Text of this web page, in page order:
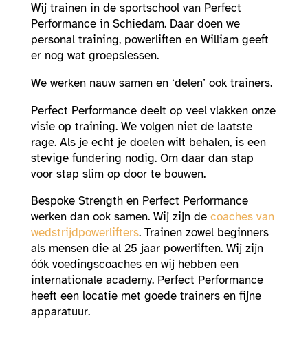
Wij trainen in de sportschool van Perfect
Performance in Schiedam. Daar doen we
personal training, powerliften en William geeft
er nog wat groepslessen.
We werken nauw samen en ‘delen’ ook trainers.
Perfect Performance deelt op veel vlakken onze
visie op training. We volgen niet de laatste
rage. Als je echt je doelen wilt behalen, is een
stevige fundering nodig. Om daar dan stap
voor stap slim op door te bouwen.
Bespoke Strength en Perfect Performance
werken dan ook samen. Wij zijn de coaches van
wedstrijdpowerlifters. Trainen zowel beginners
als mensen die al 25 jaar powerliften. Wij zijn
óók voedingscoaches en wij hebben een
internationale academy. Perfect Performance
heeft een locatie met goede trainers en fijne
apparatuur.